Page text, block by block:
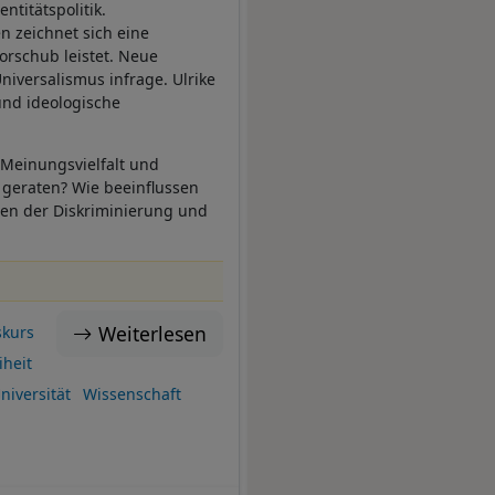
zeichnet sich eine
leistet. Neue
infrage. Ulrike
ideologische
und
Wie beeinflussen
der Diskriminierung und
Weiterlesen
Wissenschaft